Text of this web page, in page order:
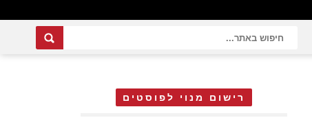
רישום מנוי לפוסטים